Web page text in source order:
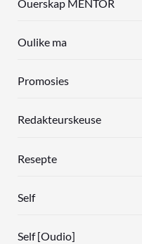
Ouerskap MENTOR
Oulike ma
Promosies
Redakteurskeuse
Resepte
Self
Self [Oudio]